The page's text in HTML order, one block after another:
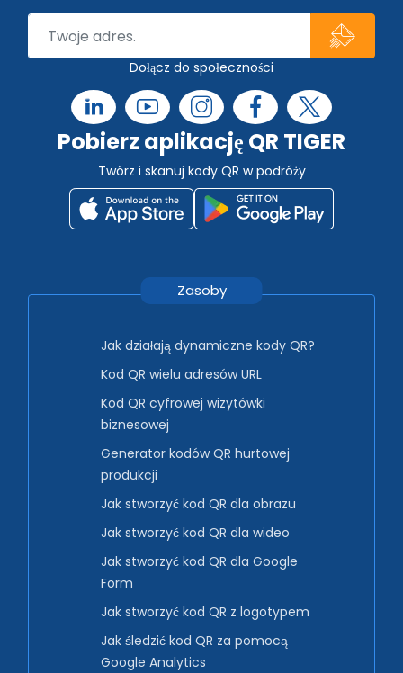
Dołącz do społeczności
Pobierz aplikację QR TIGER
Twórz i skanuj kody QR w podróży
Zasoby
Jak działają dynamiczne kody QR?
Kod QR wielu adresów URL
Kod QR cyfrowej wizytówki
biznesowej
Generator kodów QR hurtowej
produkcji
Jak stworzyć kod QR dla obrazu
Jak stworzyć kod QR dla wideo
Jak stworzyć kod QR dla Google
Form
Jak stworzyć kod QR z logotypem
Jak śledzić kod QR za pomocą
Google Analytics